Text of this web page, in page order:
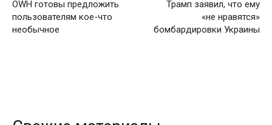
OWH готовы предложить
пользователям кое-что
необычное
Трамп заявил, что ему
«не нравятся»
бомбардировки Украины